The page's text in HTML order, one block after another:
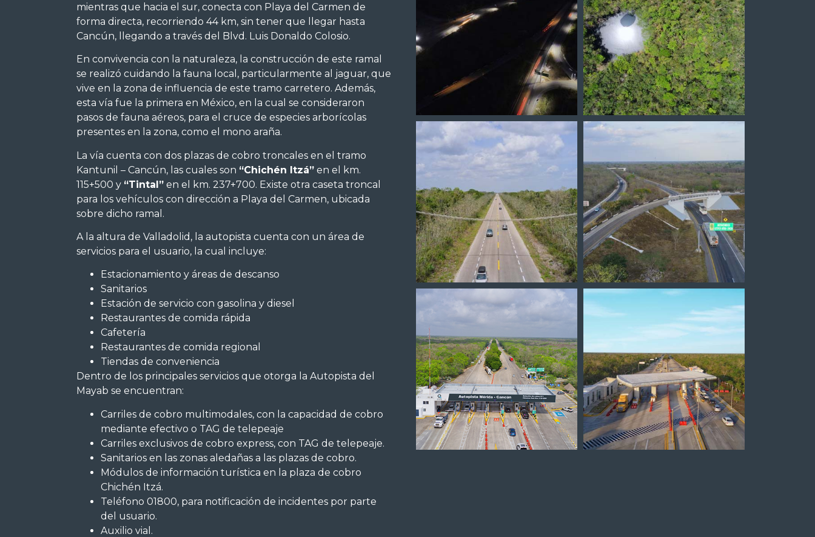
mientras que hacia el sur, conecta con Playa del Carmen de
forma directa, recorriendo 44 km, sin tener que llegar hasta
Cancún, llegando a través del Blvd. Luis Donaldo Colosio.
En convivencia con la naturaleza, la construcción de este ramal
se realizó cuidando la fauna local, particularmente al jaguar, que
vive en la zona de influencia de este tramo carretero. Además,
esta vía fue la primera en México, en la cual se consideraron
pasos de fauna aéreos, para el cruce de especies arborícolas
presentes en la zona, como el mono araña.
La vía cuenta con dos plazas de cobro troncales en el tramo
Kantunil – Cancún, las cuales son “Chichén Itzá” en el km.
115+500 y “Tintal” en el km. 237+700. Existe otra caseta troncal
para los vehículos con dirección a Playa del Carmen, ubicada
sobre dicho ramal.
A la altura de Valladolid, la autopista cuenta con un área de
servicios para el usuario, la cual incluye:
Estacionamiento y áreas de descanso
Sanitarios
Estación de servicio con gasolina y diesel
Restaurantes de comida rápida
Cafetería
Restaurantes de comida regional
Tiendas de conveniencia
Dentro de los principales servicios que otorga la Autopista del
Mayab se encuentran:
Carriles de cobro multimodales, con la capacidad de cobro
mediante efectivo o TAG de telepeaje
Carriles exclusivos de cobro express, con TAG de telepeaje.
Sanitarios en las zonas aledañas a las plazas de cobro.
Módulos de información turística en la plaza de cobro
Chichén Itzá.
Teléfono 01800, para notificación de incidentes por parte
del usuario.
Auxilio vial.